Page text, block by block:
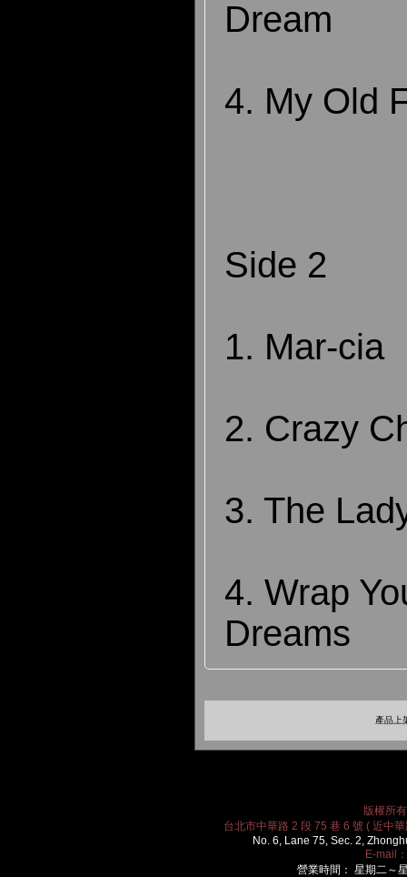
Dream
4. My Old
Side 2
1. Mar-cia
2. Crazy
3. The
4. Wrap
Dreams
產品上
版權所
台北市中華路 2 段 75 巷 6 號 ( 近中
No. 6, Lane 75, Sec. 2,
E-mail：
營業時間： 星期二～